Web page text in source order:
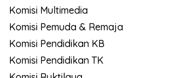
Komisi Multimedia
Komisi Pemuda & Remaja
Komisi Pendidikan KB
Komisi Pendidikan TK